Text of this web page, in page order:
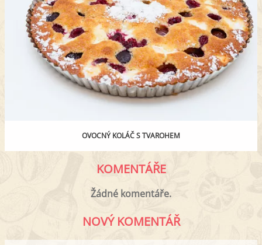
OVOCNÝ KOLÁČ S TVAROHEM
KOMENTÁŘE
Žádné komentáře.
NOVÝ KOMENTÁŘ